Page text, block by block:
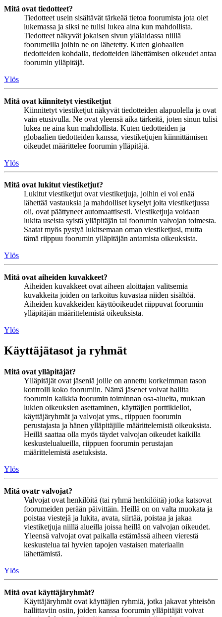
Mitä ovat tiedotteet?
Tiedotteet usein sisältävät tärkeää tietoa foorumista jota olet
lukemassa ja siksi ne tulisi lukea aina kun mahdollista.
Tiedotteet näkyvät jokaisen sivun ylälaidassa niillä
foorumeilla joihin ne on lähetetty. Kuten globaalien
tiedotteiden kohdalla, tiedotteiden lähettämisen oikeudet antaa
foorumin ylläpitäjä.
Ylös
Mitä ovat kiinnitetyt viestiketjut
Kiinnitetyt viestiketjut näkyvät tiedotteiden alapuolella ja ovat
vain etusivulla. Ne ovat yleensä aika tärkeitä, joten sinun tulisi
lukea ne aina kun mahdollista. Kuten tiedotteiden ja
globaalien tiedotteiden kanssa, viestiketjujen kiinnittämisen
oikeudet määrittelee foorumin ylläpitäjä.
Ylös
Mitä ovat lukitut viestiketjut?
Lukitut viestiketjut ovat viestiketjuja, joihin ei voi enää
lähettää vastauksia ja mahdolliset kyselyt joita viestiketjussa
oli, ovat päättyneet automaattisesti. Viestiketjuja voidaan
lukita useista syistä ylläpitäjän tai foorumin valvojan toimesta.
Saatat myös pystyä lukitsemaan oman viestiketjusi, mutta
tämä riippuu foorumin ylläpitäjän antamista oikeuksista.
Ylös
Mitä ovat aiheiden kuvakkeet?
Aiheiden kuvakkeet ovat aiheen aloittajan valitsemia
kuvakkeita joiden on tarkoitus kuvastaa niiden sisältöä.
Aiheiden kuvakkeiden käyttöoikeudet riippuvat foorumin
ylläpitäjän määrittelemistä oikeuksista.
Ylös
Käyttäjätasot ja ryhmät
Mitä ovat ylläpitäjät?
Ylläpitäjät ovat jäseniä joille on annettu korkeimman tason
kontrolli koko foorumiin. Nämä jäsenet voivat hallita
foorumin kaikkia foorumin toiminnan osa-alueita, mukaan
lukien oikeuksien asettaminen, käyttäjien porttikiellot,
käyttäjäryhmät ja valvojat yms., riippuen foorumin
perustajasta ja hänen ylläpitäjille määrittelemistä oikeuksista.
Heillä saattaa olla myös täydet valvojan oikeudet kaikilla
keskustelualueilla, riippuen foorumin perustajan
määrittelemistä asetuksista.
Ylös
Mitä ovatr valvojat?
Valvojat ovat henkilöitä (tai ryhmä henkilöitä) jotka katsovat
foorumeiden perään päivittäin. Heillä on on valta muokata ja
poistaa viestejä ja lukita, avata, siirtää, poistaa ja jakaa
viestiketjuja niillä alueilla joissa heillä on valvojan oikeudet.
Yleensä valvojat ovat paikalla estämässä aiheen vierestä
keskustelua tai hyvien tapojen vastaisen materiaalin
lähettämistä.
Ylös
Mitä ovat käyttäjäryhmät?
Käyttäjäryhmät ovat käyttäjien ryhmiä, jotka jakavat yhteisön
hallittaviin osiin, joiden kanssa foorumin ylläpitäjät voivat